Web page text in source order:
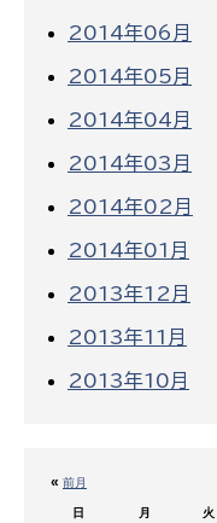
2014年06月
2014年05月
2014年04月
2014年03月
2014年02月
2014年01月
2013年12月
2013年11月
2013年10月
« 前月
日 月 火